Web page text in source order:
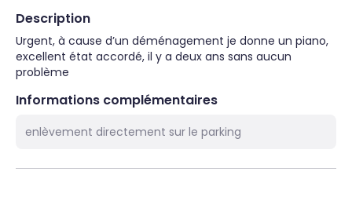
Description
Urgent, à cause d’un déménagement je donne un piano,
excellent état accordé, il y a deux ans sans aucun
problème
Informations complémentaires
enlèvement directement sur le parking